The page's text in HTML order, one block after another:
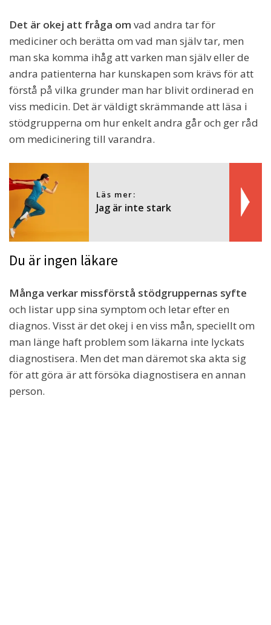
Det är okej att fråga om vad andra tar för
mediciner och berätta om vad man själv tar, men
man ska komma ihåg att varken man själv eller de
andra patienterna har kunskapen som krävs för att
förstå på vilka grunder man har blivit ordinerad en
viss medicin. Det är väldigt skrämmande att läsa i
stödgrupperna om hur enkelt andra går och ger råd
om medicinering till varandra.
Läs mer:
Jag är inte stark
Du är ingen läkare
Många verkar missförstå stödgruppernas syfte
och listar upp sina symptom och letar efter en
diagnos. Visst är det okej i en viss mån, speciellt om
man länge haft problem som läkarna inte lyckats
diagnostisera. Men det man däremot ska akta sig
för att göra är att försöka diagnostisera en annan
person.